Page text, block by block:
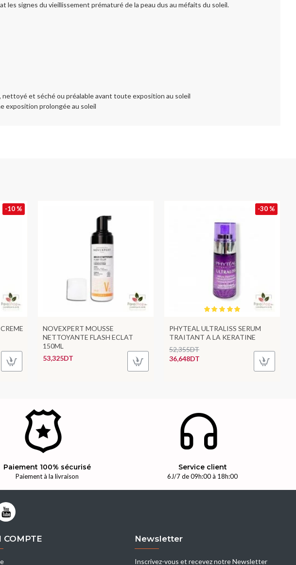
signes du vieillissement prématuré de la peau dus au méfaits du soleil.
et séché ou préalable avant toute exposition au soleil
exposition prolongée au soleil
-10 %
NOVEXPERT MOUSSE
NETTOYANTE FLASH ECLAT
150ML
53,325DT
-30 %
PHYTEAL ULTRALISS SERUM
TRAITANT A LA KERATINE
36,648DT
52,355DT
Paiement 100% sécurisé
Paiement à la livraison
Service client
6J/7 de 09h:00 à 18h:00
COMPTE Newsletter
Inscrivez-vous et recevez notre Newsletter